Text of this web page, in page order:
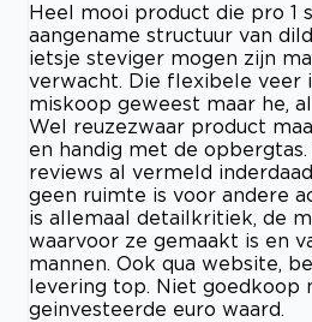
Heel mooi product die pro 1
aangename structuur van
ietsje steviger mogen zijn
verwacht. Die flexibele veer
miskoop geweest maar he,
Wel reuzezwaar product
en handig met de opbergtas.
reviews al vermeld
geen ruimte is voor andere
is allemaal detailkritiek, de
waarvoor ze gemaakt is en
mannen. Ook qua website,
levering top. Niet goedkoop
geinvesteerde euro waard.